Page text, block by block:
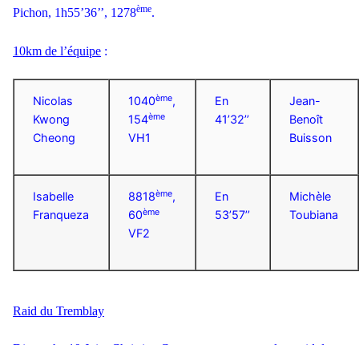
Pichon, 1h55’36’’, 1278ème.
10km de l’équipe :
Nicolas
Kwong
Cheong
1040ème,
154ème
VH1
En
41’32’’
Jean-
Benoît
Buisson
Isabelle
Franqueza
8818ème,
60ème
VF2
En
53’57’’
Michèle
Toubiana
Raid du Tremblay